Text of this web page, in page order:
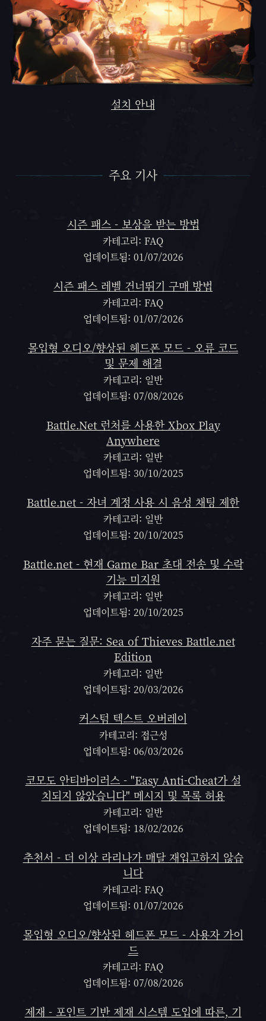
설치 안내
주요 기사
시즌 패스 - 보상을 받는 방법
카테고리: FAQ
업데이트됨: 01/07/2026
시즌 패스 레벨 건너뛰기 구매 방법
카테고리: FAQ
업데이트됨: 01/07/2026
몰입형 오디오/향상된 헤드폰 모드 - 오류 코드
및 문제 해결
카테고리: 일반
업데이트됨: 07/08/2026
Battle.Net 런처를 사용한 Xbox Play
Anywhere
카테고리: 일반
업데이트됨: 30/10/2025
Battle.net - 자녀 계정 사용 시 음성 채팅 제한
카테고리: 일반
업데이트됨: 20/10/2025
Battle.net - 현재 Game Bar 초대 전송 및 수락
기능 미지원
카테고리: 일반
업데이트됨: 20/10/2025
자주 묻는 질문: Sea of Thieves Battle.net
Edition
카테고리: 일반
업데이트됨: 20/03/2026
커스텀 텍스트 오버레이
카테고리: 접근성
업데이트됨: 06/03/2026
코모도 안티바이러스 - "Easy Anti-Cheat가 설
치되지 않았습니다" 메시지 및 목록 허용
카테고리: 일반
업데이트됨: 18/02/2026
추천서 - 더 이상 라리나가 매달 재입고하지 않습
니다
카테고리: FAQ
업데이트됨: 01/07/2026
몰입형 오디오/향상된 헤드폰 모드 - 사용자 가이
드
카테고리: FAQ
업데이트됨: 07/08/2026
제재 - 포인트 기반 제재 시스템 도입에 따른, 기